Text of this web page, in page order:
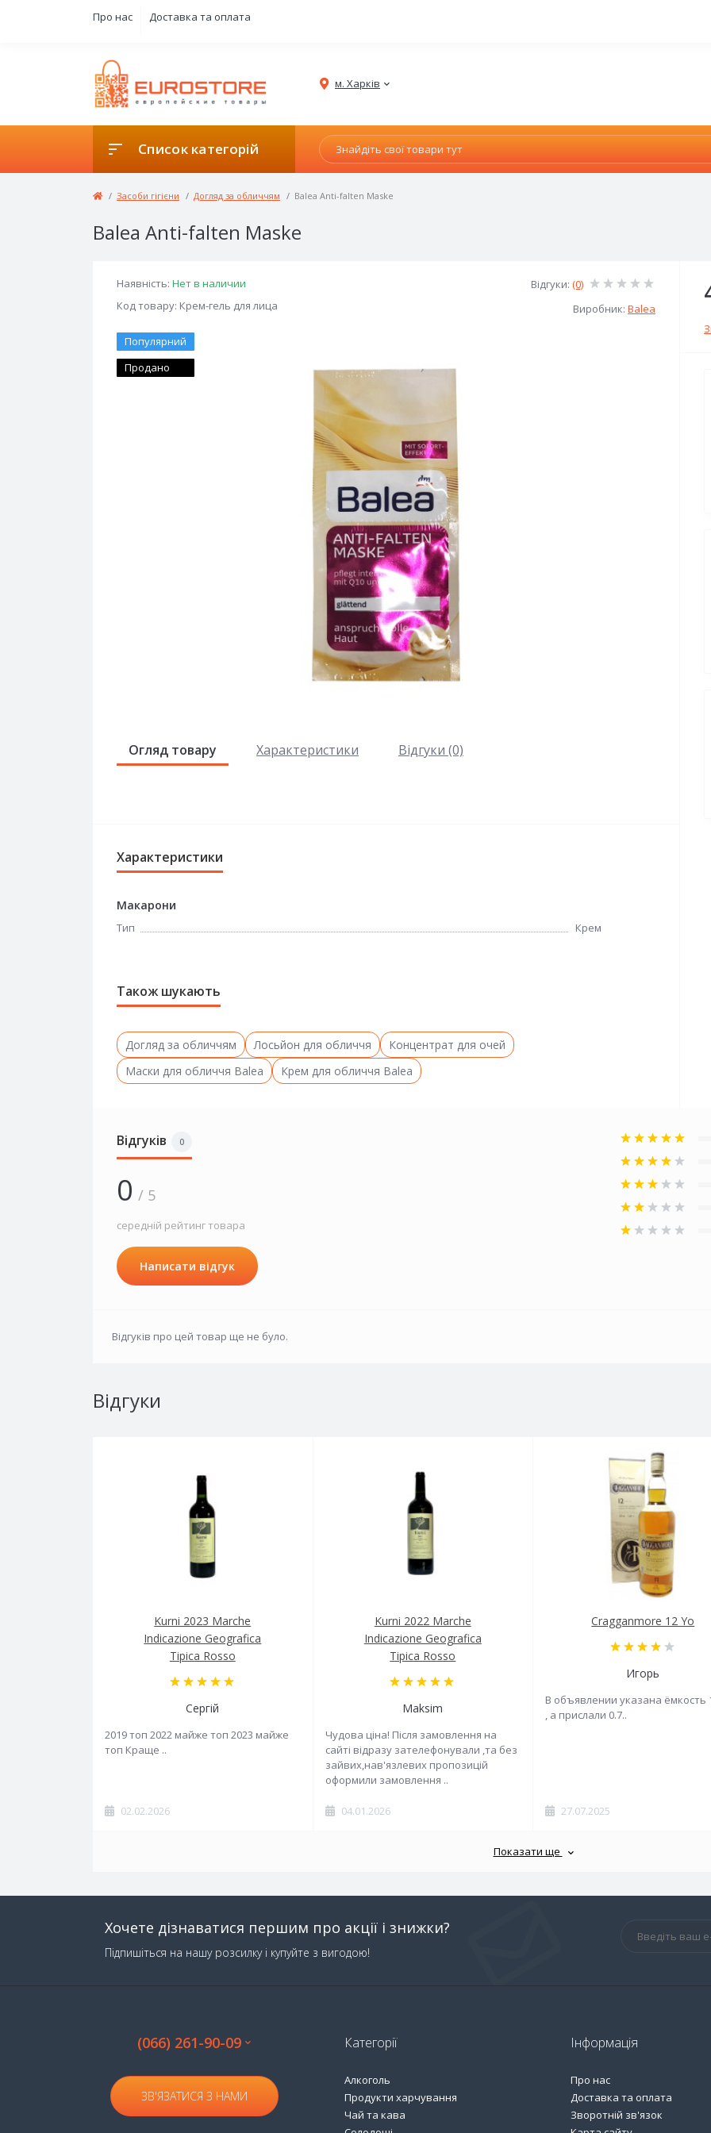
Про нас Доставка та оплата
м. Харків
Список категорій
Засоби гігієни Догляд за обличчям Balea Anti-falten Maske
Balea Anti-falten Maske
Наявність: Нет в наличии
Код товару: Крем-гель для лица
Відгуки: (0)
Виробник: Balea
Популярний
Продано
Огляд товару Характеристики Відгуки (0)
Характеристики
Макарони
Тип Крем
Також шукають
Догляд за обличчям Лосьйон для обличчя
Концентрат для очей
Маски для обличчя Balea
Крем для обличчя Balea
Відгуків 0
0 / 5
середній рейтинг товара
Написати відгук
Відгуків про цей товар ще не було.
Відгуки
Kurni 2023 Marche
Indicazione Geografica
Tipica Rosso
Сергій
2019 топ 2022 майже топ 2023 майже
топ Краще ..
02.02.2026
Kurni 2022 Marche
Indicazione Geografica
Tipica Rosso
Maksim
Чудова ціна! Після замовлення на
сайті відразу зателефонували ,та без
зайвих,нав'язлевих пропозицій
оформили замовлення ..
04.01.2026
Cragganmore 12 Yo
Игорь
В объявлении указана ёмкость
, а прислали 0.7..
27.07.2025
Показати ще
Хочете дізнаватися першим про акції і знижки?
Підпишіться на нашу розсилку і купуйте з вигодою!
(066) 261-90-09
ЗВ'ЯЗАТИСЯ З НАМИ
Категорії
Алкоголь
Продукти харчування
Чай та кава
Інформація
Про нас
Доставка та оплата
Зворотній зв'язок